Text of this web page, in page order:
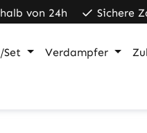
von 24h Sichere
Verdampfer